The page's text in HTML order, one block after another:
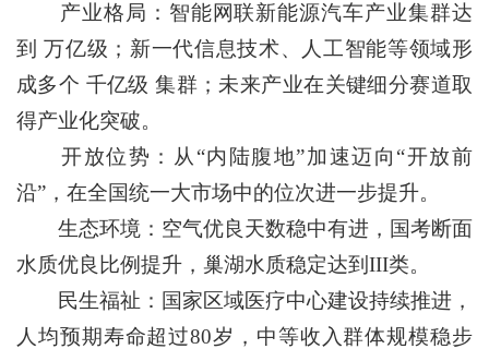
产业格局：智能网联新能源汽车产业集群达
到 万亿级；新一代信息技术、人工智能等领域形
成多个 千亿级 集群；未来产业在关键细分赛道取
得产业化突破。
开放位势：从“内陆腹地”加速迈向“开放前
沿”，在全国统一大市场中的位次进一步提升。
生态环境：空气优良天数稳中有进，国考断面
水质优良比例提升，巢湖水质稳定达到III类。
民生福祉：国家区域医疗中心建设持续推进，
人均预期寿命超过80岁，中等收入群体规模稳步